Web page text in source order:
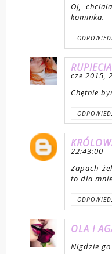
Oj,
kominka.
cze 2015,
Chętnie
22:43:00
Zapach
to dla
OLA I
Nigdzie